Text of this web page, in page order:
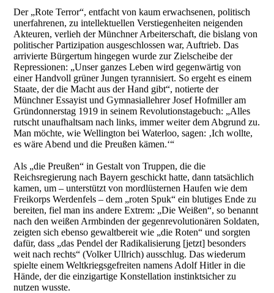
Der „Rote Terror“, entfacht von kaum erwachsenen, politisch
unerfahrenen, zu intellektuellen Verstiegenheiten neigenden
Akteuren, verlieh der Münchner Arbeiterschaft, die bislang von
politischer Partizipation ausgeschlossen war, Auftrieb. Das
arrivierte Bürgertum hingegen wurde zur Zielscheibe der
Repressionen: „Unser ganzes Leben wird gegenwärtig von
einer Handvoll grüner Jungen tyrannisiert. So ergeht es einem
Staate, der die Macht aus der Hand gibt“, notierte der
Münchner Essayist und Gymnasiallehrer Josef Hofmiller am
Gründonnerstag 1919 in seinem Revolutionstagebuch: „Alles
rutscht unaufhaltsam nach links, immer weiter dem Abgrund zu.
Man möchte, wie Wellington bei Waterloo, sagen: ‚Ich wollte,
es wäre Abend und die Preußen kämen.‘“
Als „die Preußen“ in Gestalt von Truppen, die die
Reichsregierung nach Bayern geschickt hatte, dann tatsächlich
kamen, um – unterstützt von mordlüsternen Haufen wie dem
Freikorps Werdenfels – dem „roten Spuk“ ein blutiges Ende zu
bereiten, fiel man ins andere Extrem: „Die Weißen“, so benannt
nach den weißen Armbinden der gegenrevolutionären Soldaten,
zeigten sich ebenso gewaltbereit wie „die Roten“ und sorgten
dafür, dass „das Pendel der Radikalisierung [jetzt] besonders
weit nach rechts“ (Volker Ullrich) ausschlug. Das wiederum
spielte einem Weltkriegsgefreiten namens Adolf Hitler in die
Hände, der die einzigartige Konstellation instinktsicher zu
nutzen wusste.